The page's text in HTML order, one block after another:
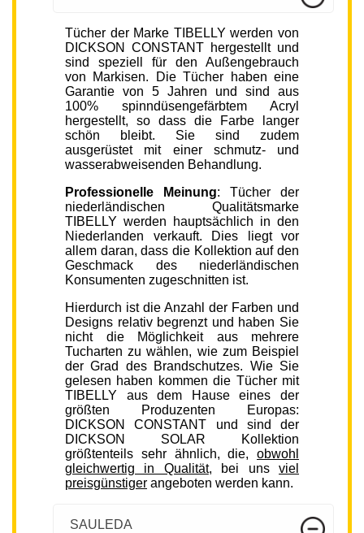
Tücher der Marke TIBELLY werden von
DICKSON CONSTANT hergestellt und
sind speziell für den Außengebrauch
von Markisen. Die Tücher haben eine
Garantie von 5 Jahren und sind aus
100% spinndüsengefärbtem Acryl
hergestellt, so dass die Farbe langer
schön bleibt. Sie sind zudem
ausgerüstet mit einer schmutz- und
wasserabweisenden Behandlung.
Professionelle Meinung: Tücher der
niederländischen Qualitätsmarke
TIBELLY werden hauptsächlich in den
Niederlanden verkauft. Dies liegt vor
allem daran, dass die Kollektion auf den
Geschmack des niederländischen
Konsumenten zugeschnitten ist.
Hierdurch ist die Anzahl der Farben und
Designs relativ begrenzt und haben Sie
nicht die Möglichkeit aus mehrere
Tucharten zu wählen, wie zum Beispiel
der Grad des Brandschutzes. Wie Sie
gelesen haben kommen die Tücher mit
TIBELLY aus dem Hause eines der
größten Produzenten Europas:
DICKSON CONSTANT und sind der
DICKSON SOLAR Kollektion
größtenteils sehr ähnlich, die, obwohl
gleichwertig in Qualität, bei unsviel
preisgünstiger angeboten werden kann.
SAULEDA